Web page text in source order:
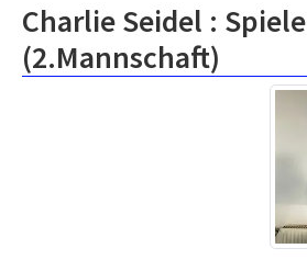
Charlie Seidel : Spiele
(2.Mannschaft)